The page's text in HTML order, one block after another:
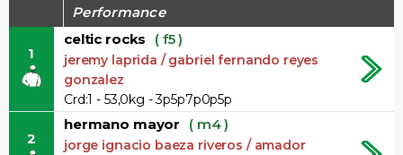
Performance
1
celtic rocks ( f5 )
jeremy laprida / gabriel fernando reyes
gonzalez
Crd:1 - 53,0kg - 3p5p7p0p5p
2
hermano mayor ( m4 )
jorge ignacio baeza riveros / amador